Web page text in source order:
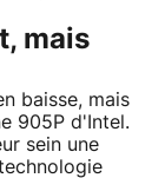
mais
baisse, mais
905P d'Intel.
sein une